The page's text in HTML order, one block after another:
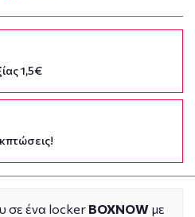
1,5€
σε ένα locker BOXNOW με